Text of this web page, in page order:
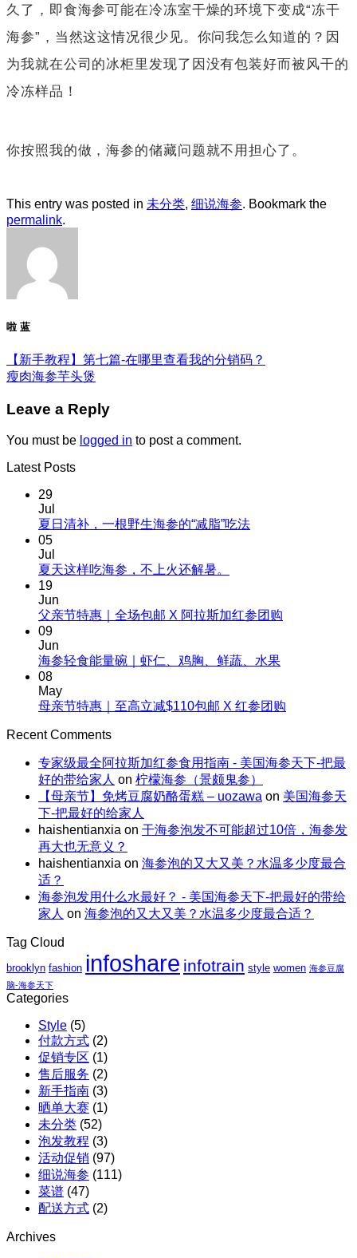
久了，即食海参可能在冷冻室干燥的环境下变成“冻干
海参”，当然这这情况很少见。你问我怎么知道的？因
为我就在公司的冰柜里发现了因没有包装好而被风干的
冷冻样品！
你按照我的做，海参的储藏问题就不用担心了。
This entry was posted in 未分类, 细说海参. Bookmark the
permalink.
啦 蓝
【新手教程】第七篇-在哪里查看我的分销码？
瘦肉海参芋头煲
Leave a Reply
You must be logged in to post a comment.
Latest Posts
29
Jul
夏日清补，一根野生海参的“减脂”吃法No
补，
野
海
参
法
05
Jul
夏天这样吃海参，不上火还解暑。
夏
样
参，
火
还
解
19
Jun
父亲节特惠｜全场包邮 X 阿拉斯加红参团购
特
全
场
包
X
阿
拉
斯
加
红
参
09
Jun
海参轻食能量碗｜虾仁、鸡胸、鲜蔬、水果No
海
能
碗
虾
鸡
鲜
蔬、
08
May
母亲节特惠｜至高立减$110包邮 X 红参团购
亲
特
｜
高
减
$110
红
Recent Comments
专家级最全阿拉斯加红参食用指南 - 美国海参天下-把最
好的带给家人 on 柠檬海参（景颇鬼参）
【母亲节】免烤豆腐奶酪蛋糕 – uozawa on 美国海参天
下-把最好的给家人
haishentianxia on 干海参泡发不可能超过10倍，海参发
再大也无意义？
haishentianxia on 海参泡的又大又美？水温多少度最合
适？
海参泡发用什么水最好？ - 美国海参天下-把最好的带给
家人 on 海参泡的又大又美？水温多少度最合适？
Tag Cloud
brooklyn fashion infoshare infotrain style women 海参豆腐
脑-海参天下
Categories
Style (5)
付款方式 (2)
促销专区 (1)
售后服务 (2)
新手指南 (3)
晒单大赛 (1)
未分类 (52)
泡发教程 (3)
活动促销 (97)
细说海参 (111)
菜谱 (47)
配送方式 (2)
Archives